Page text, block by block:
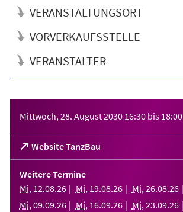
VERANSTALTUNGSORT
VORVERKAUFSSTELLE
VERANSTALTER
Mittwoch, 28. August 2030 16:30 bis 18:00
Website TanzBau
(Öffnet
in
einem
neuen
Tab)
Weitere Termine
Mi, 12.08.26 Mi, 19.08.26 Mi, 26.08.26
Mi, 09.09.26 Mi, 16.09.26 Mi, 23.09.26